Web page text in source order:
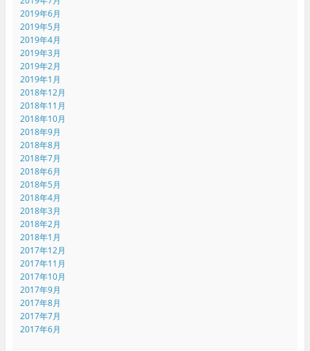
2019年6月
2019年5月
2019年4月
2019年3月
2019年2月
2019年1月
2018年12月
2018年11月
2018年10月
2018年9月
2018年8月
2018年7月
2018年6月
2018年5月
2018年4月
2018年3月
2018年2月
2018年1月
2017年12月
2017年11月
2017年10月
2017年9月
2017年8月
2017年7月
2017年6月